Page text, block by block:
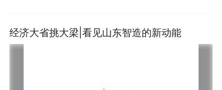
经济大省挑大梁|看见山东智造的新动能